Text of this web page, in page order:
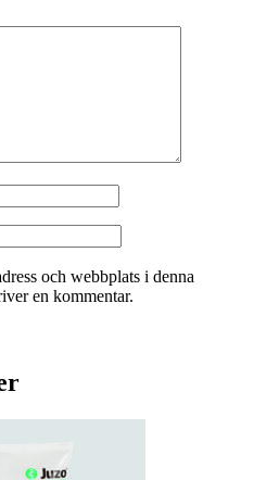
och webbplats i denna
en kommentar.